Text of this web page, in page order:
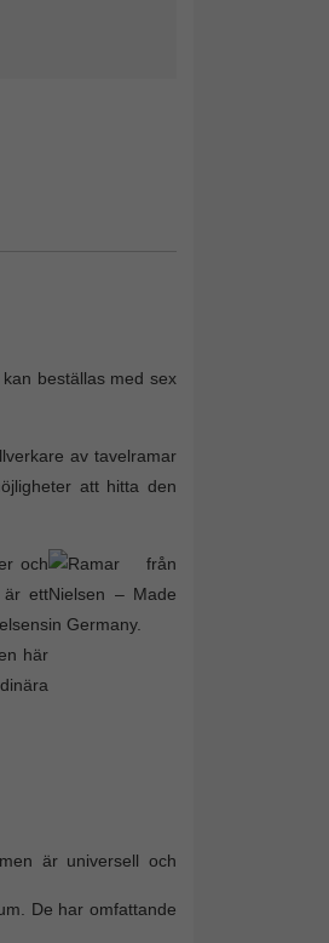
beställas med sex
av tavelramar
att hitta den
och
är ett
här
är universell och
De har omfattande